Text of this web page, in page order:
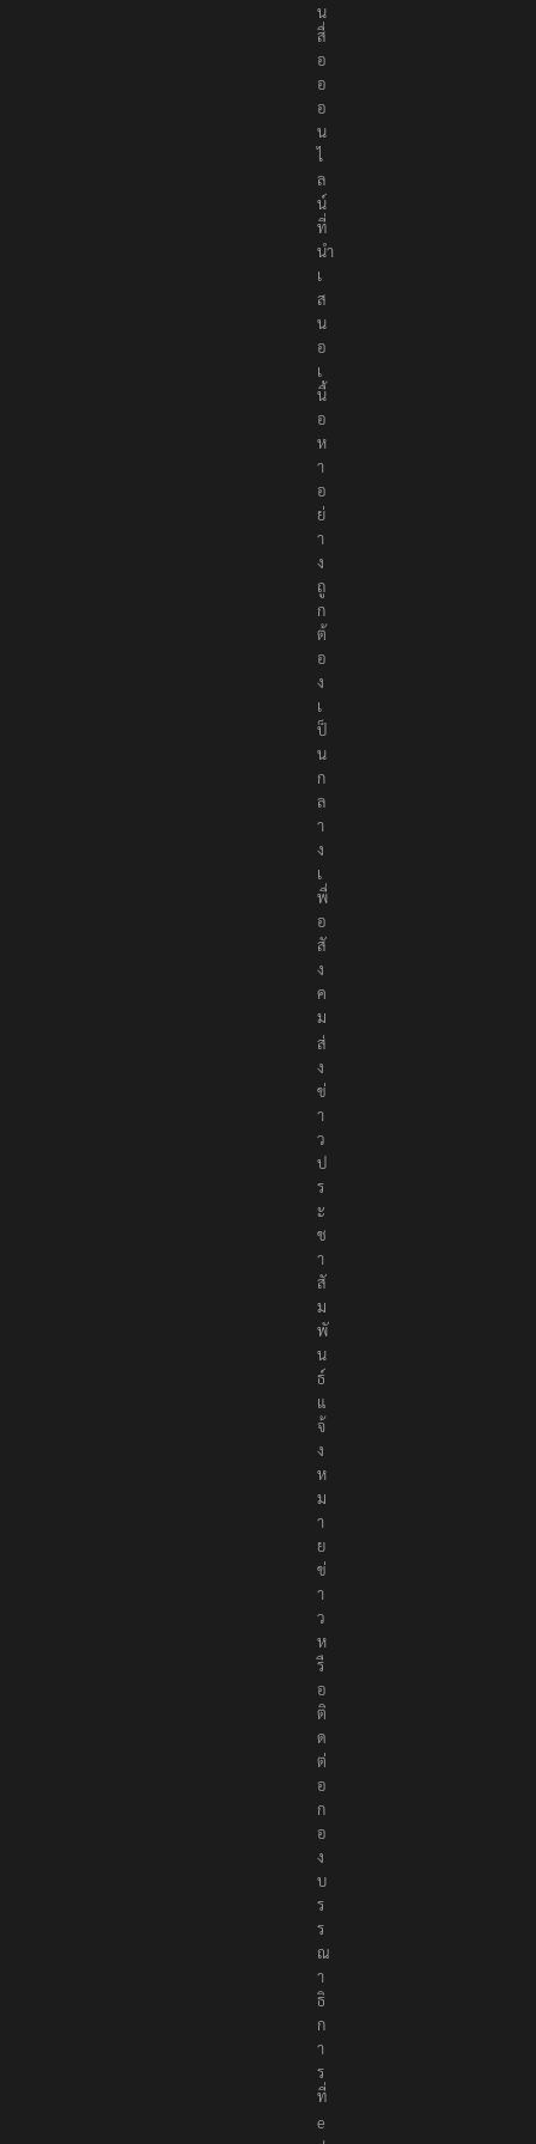
น
สื่
อ
อ
อ
น
ไ
ล
น์
ที่
นำ
เ
ส
น
อ
เ
นื้
อ
ห
า
อ
ย่
า
ง
ถู
ก
ต้
อ
ง
เ
ป็
น
ก
ล
า
ง
เ
พื่
อ
สั
ง
ค
ม
ส่
ง
ข่
า
ว
ป
ร
ะ
ช
า
สั
ม
พั
น
ธ์
แ
จ้
ง
ห
ม
า
ย
ข่
า
ว
ห
รื
อ
ติ
ด
ต่
อ
ก
อ
ง
บ
ร
ร
ณ
า
ธิ
ก
า
ร
ที่
e